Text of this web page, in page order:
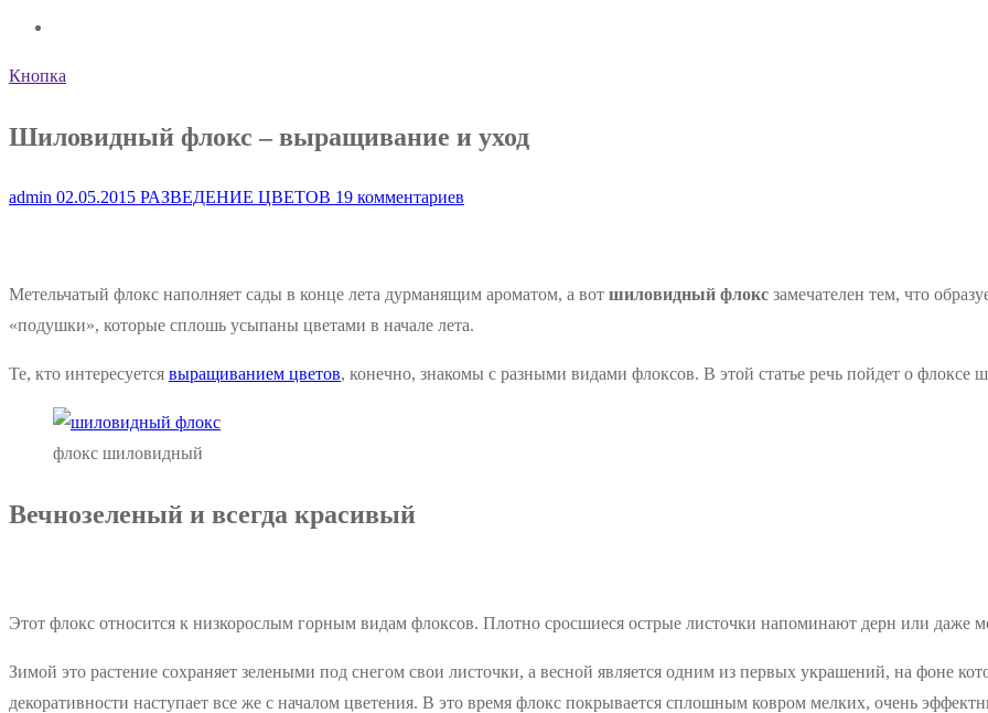
Кнопка
Шиловидный флокс – выращивание и уход
admin 02.05.2015 РАЗВЕДЕНИЕ ЦВЕТОВ 19 комментариев
Метельчатый флокс наполняет сады в конце лета дурманящим ароматом, а вот шиловидный флокс замечателен тем, что
«подушки», которые сплошь усыпаны цветами в начале лета.
Те, кто интересуется выращиванием цветов, конечно, знакомы с разными видами флоксов. В этой статье речь пойдет о флоксе
флокс шиловидный
Вечнозеленый и всегда красивый
Этот флокс относится к низкорослым горным видам флоксов. Плотно сросшиеся острые листочки напоминают дерн или даже
Зимой это растение сохраняет зелеными под снегом свои листочки, а весной является одним из первых украшений, на фоне
декоративности наступает все же с началом цветения. В это время флокс покрывается сплошным ковром мелких, очень